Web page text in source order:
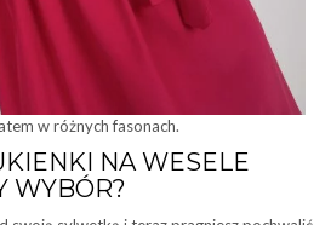
w różnych fasonach.
NA WESELE
WYBÓR?